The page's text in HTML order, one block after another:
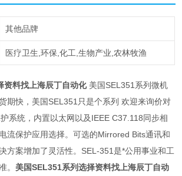
其他品牌
医疗卫生,环保,化工,生物产业,农林牧渔
资料找上海辰丁自动化 美国SEL351系列微机
期快，美国SEL351只是个系列 欢迎来询价对
系统，内置以太网以及IEEE C37.118同步相
流保护应用选择。可选的Mirrored Bits通讯和
方案增加了灵活性。SEL-351是*公用事业和工
。美国SEL351系列选择资料找上海辰丁自动